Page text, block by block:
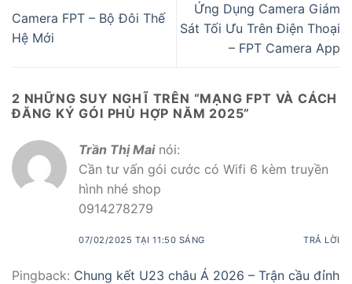
Camera FPT – Bộ Đôi Thế
Hệ Mới
Ứng Dụng Camera Giám
Sát Tối Ưu Trên Điện Thoại
– FPT Camera App
2 NHỮNG SUY NGHĨ TRÊN “MẠNG FPT VÀ CÁCH
ĐĂNG KÝ GÓI PHÙ HỢP NĂM 2025”
Trần Thị Mai nói:
Cần tư vấn gói cước có Wifi 6 kèm truyền
hình nhé shop
0914278279
07/02/2025 TẠI 11:50 SÁNG TRẢ LỜI
Pingback: Chung kết U23 châu Á 2026 – Trận cầu đỉnh